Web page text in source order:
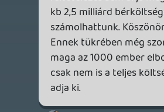
Egyébként nagyon úgy tűnik, hogy a
játékipar már nem igazán kínál
legalábbis a fejesek legszívesebben
egy projektre határozott időre
alkalmazottakkal lennének a
legboldogabbak.